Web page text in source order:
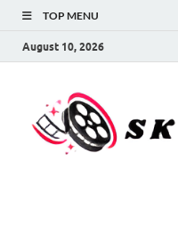
TOP MENU
August 10, 2026